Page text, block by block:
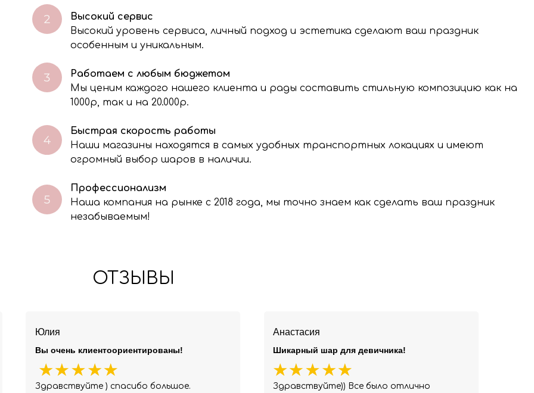
электронную форму, Вы даете согласие на обработку, сбор, хранение и передачу
Вами информации на условиях Политики обработки персональных данных.
Высокий сервис
Высокий уровень сервиса, личный подход и эстетика сделают ваш праздник
особенным и уникальным.
Работаем с любым бюджетом
Мы ценим каждого нашего клиента и рады составить стильную композицию как на
1000р, так и на 20.000р.
Быстрая скорость работы
Наши магазины находятся в самых удобных транспортных локациях и имеют
огромный выбор шаров в наличии.
Профессионализм
Наша компания на рынке с 2018 года, мы точно знаем как сделать ваш праздник
незабываемым!
ОТЗЫВЫ
Юлия
Здравствуйте ) спасибо большое.
Вы очень клиентоориентированы!
Анастасия
Здравствуйте)) Все было отлично
Шикарный шар для девичника!